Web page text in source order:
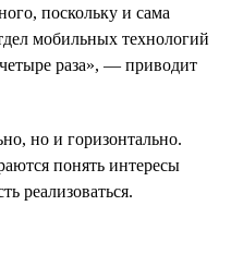
поскольку и сама
мобильных технологий
раза», — приводит
но и горизонтально.
понять интересы
реализоваться.